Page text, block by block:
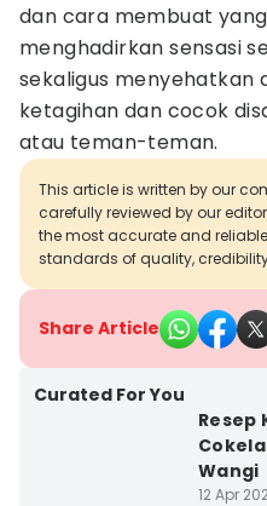
dan cara membuat
menghadirkan sensasi
sekaligus menyehatkan
ketagihan dan cocok
atau teman-teman.
This article is written by our
carefully reviewed by our
the most accurate and
standards of quality,
Share Article
Curated For You
Resep
Wangi
12 Apr